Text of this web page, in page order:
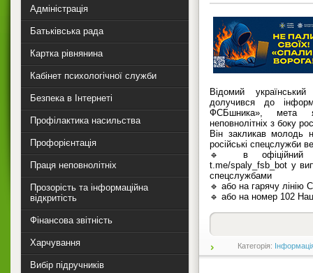
Відомий
долучився до
ФСБшника», мета
неповнолітніх з боку
Він закликав молодь
російські спецслужби
🔹 в офіційний
t.me/spaly_fsb_bot у
спецслужбами
🔹 або на гарячу лінію
🔹 або на номер 102
Категорія:
Адміністрація
Батьківська рада
Картка рівнянина
Кабінет психологічної служби
Безпека в Інтернеті
Профілактика насильства
Профорієнтація
Праця неповнолітніх
Прозорість та інформаційна
відкритість
Фінансова звітність
Харчування
Вибір підручників